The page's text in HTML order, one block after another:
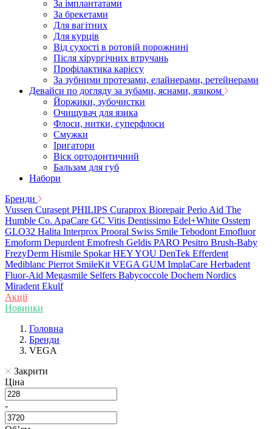
За імплантатами
За брекетами
Для вагітних
Для курців
Від сухості в ротовій порожнині
Після хірургічних втручань
Профілактика карієсу
За зубними протезами, елайнерами, ретейнерами
Девайси по догляду за зубами, яснами, язиком
Йоржики, зубочистки
Очищувач для язика
Флоси, нитки, суперфлоси
Смужки
Іригатори
Віск ортодонтичний
Бальзам для губ
Набори
Бренди
Vussen Curasept PHILIPS Curaprox Biorepair Perio Aid The
Humble Co. ApaCare GC Vitis Dentissimo Edel+White Osstem
GLO32 Halita Interprox Prooral Swiss Smile Tebodont Emofluor
Emoform Depurdent Emofresh Geldis PARO Pesitro Brush-Baby
FrezyDerm Hismile Spokar HEY YOU DenTek Efferdent
Mediblanc Pierrot SmileKit VEGAGUM ImplaCare Herbadent
Fluor-Aid Megasmile Selfers Babycoccole Dochem Nordics
Miradent Ekulf
Акції
Новинки
Головна
Бренди
VEGA
Закрити
Ціна
-